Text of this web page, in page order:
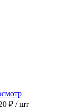
₽ / шт